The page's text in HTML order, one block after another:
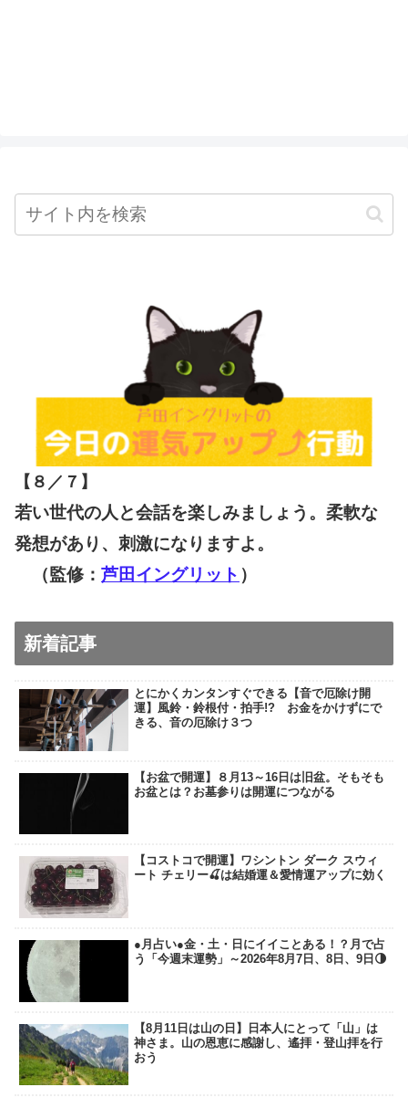
【８／７ 】
若い世代の人と会話を楽しみましょう。柔軟な
発想があり、刺激になりますよ。
（監修： 芦田イングリット ）
新着記事
とにかくカンタンすぐできる【音で厄除け開
運】風鈴・鈴根付・拍手!? お金をかけずにで
きる、音の厄除け３つ
【お盆で開運】８月13～16日は旧盆。そもそも
お盆とは？お墓参りは開運につながる
【コストコで開運】ワシントン ダーク スウィ
ート チェリー🍒は結婚運＆愛情運アップに効く
●月占い●金・土・日にイイことある！？月で占
う「今週末運勢」～2026年8月7日、8日、9日🌗
【8月11日は山の日】日本人にとって「山」は
神さま。山の恩恵に感謝し、遙拝・登山拝を行
おう